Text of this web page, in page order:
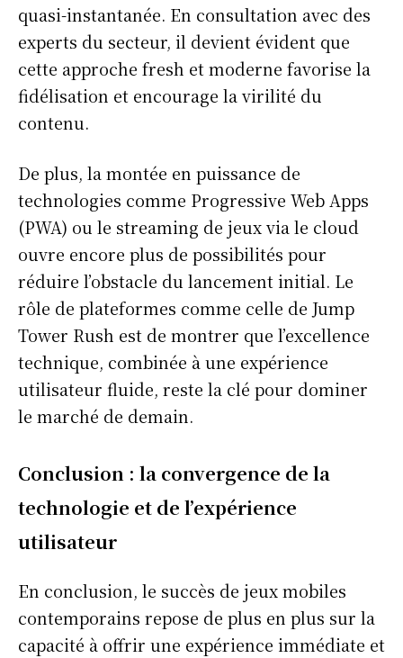
Info Du Net
Mon compte
Plan du site
Afrique
quasi-instantanée. En consultation avec des
experts du secteur, il devient évident que
cette approche fresh et moderne favorise la
fidélisation et encourage la virilité du
contenu.
De plus, la montée en puissance de
technologies comme Progressive Web Apps
(PWA) ou le streaming de jeux via le cloud
ouvre encore plus de possibilités pour
réduire l’obstacle du lancement initial. Le
rôle de plateformes comme celle de Jump
Tower Rush est de montrer que l’excellence
technique, combinée à une expérience
utilisateur fluide, reste la clé pour dominer
le marché de demain.
Conclusion : la convergence de la
technologie et de l’expérience
utilisateur
En conclusion, le succès de jeux mobiles
contemporains repose de plus en plus sur la
capacité à offrir une expérience immédiate et